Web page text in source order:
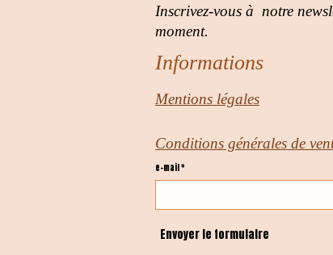
Inscrivez-vous à notre
moment.
Informations
Mentions légales
Conditions générales de
e-mail *
Envoyer le formulaire